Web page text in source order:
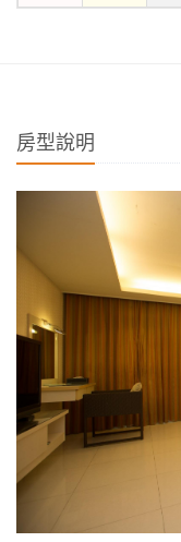
房型說明